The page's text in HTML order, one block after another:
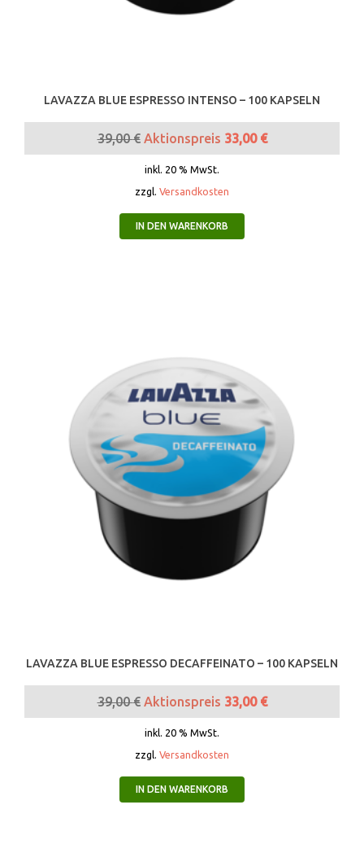
LAVAZZA BLUE ESPRESSO INTENSO – 100 KAPSELN
39,00€ Aktionspreis 33,00 €
inkl. 20 % MwSt.
zzgl. Versandkosten
IN DEN WARENKORB
LAVAZZA BLUE ESPRESSO DECAFFEINATO – 100 KAPSELN
39,00€ Aktionspreis 33,00 €
inkl. 20 % MwSt.
zzgl. Versandkosten
IN DEN WARENKORB